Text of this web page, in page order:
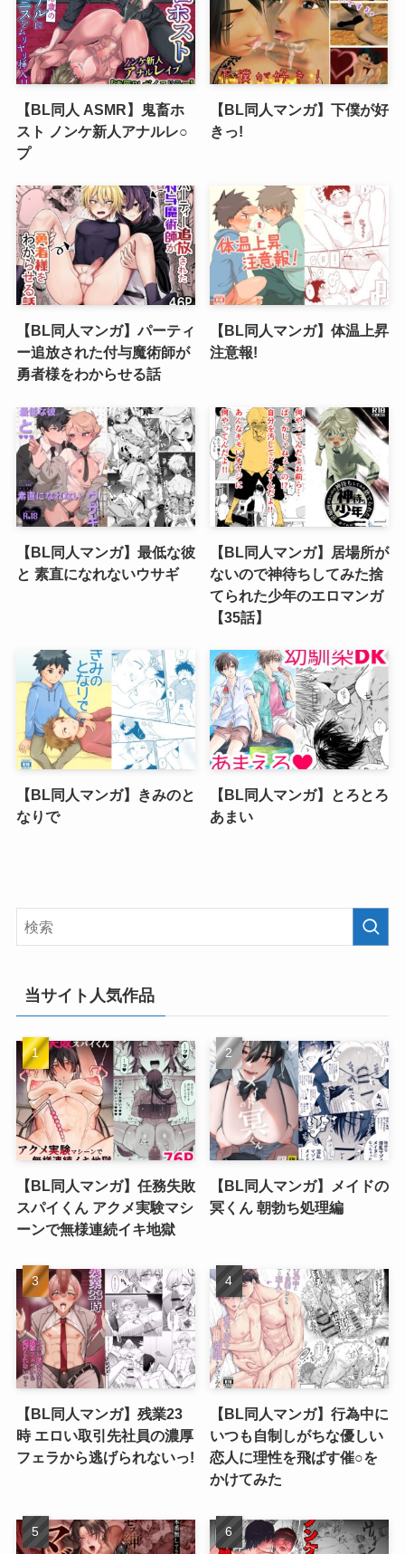
【BL同人 ASMR】鬼畜ホ
スト ノンケ新人アナルレ○
プ
【BL同人マンガ】下僕が好
きっ!
【BL同人マンガ】パーティ
ー追放された付与魔術師が
勇者様をわからせる話
【BL同人マンガ】体温上昇
注意報!
【BL同人マンガ】最低な彼
と 素直になれないウサギ
【BL同人マンガ】居場所が
ないので神待ちしてみた捨
てられた少年のエロマンガ
【35話】
【BL同人マンガ】きみのと
なりで
【BL同人マンガ】とろとろ
あまい
当サイト人気作品
【BL同人マンガ】任務失敗
スパイくん アクメ実験マシ
ーンで無様連続イキ地獄
【BL同人マンガ】メイドの
冥くん 朝勃ち処理編
【BL同人マンガ】残業23
時 エロい取引先社員の濃厚
フェラから逃げられないっ!
【BL同人マンガ】行為中に
いつも自制しがちな優しい
恋人に理性を飛ばす催○を
かけてみた